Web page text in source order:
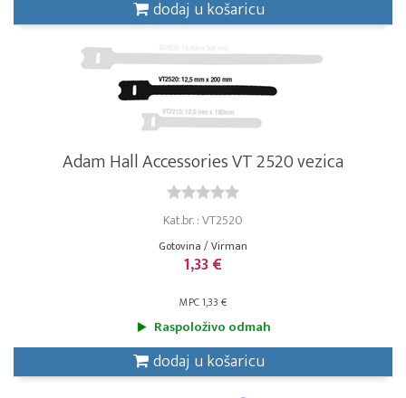
dodaj u košaricu
Adam Hall Accessories VT 2520 vezica
Kat.br. : VT2520
Gotovina / Virman
1,33 €
MPC 1,33 €
Raspoloživo odmah
dodaj u košaricu